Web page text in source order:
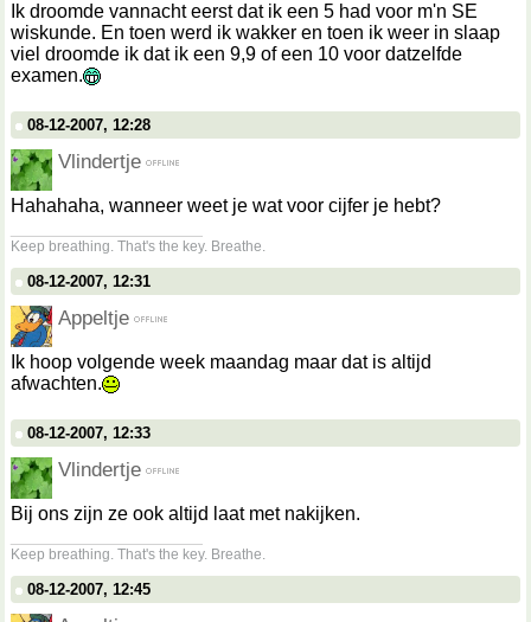
Ik droomde vannacht eerst dat ik een 5 had voor m'n SE
wiskunde. En toen werd ik wakker en toen ik weer in slaap
viel droomde ik dat ik een 9,9 of een 10 voor datzelfde
examen.
08-12-2007, 12:28
Vlindertje
Hahahaha, wanneer weet je wat voor cijfer je hebt?
Keep breathing. That's the key. Breathe.
08-12-2007, 12:31
Appeltje
Ik hoop volgende week maandag maar dat is altijd
afwachten.
08-12-2007, 12:33
Vlindertje
Bij ons zijn ze ook altijd laat met nakijken.
Keep breathing. That's the key. Breathe.
08-12-2007, 12:45